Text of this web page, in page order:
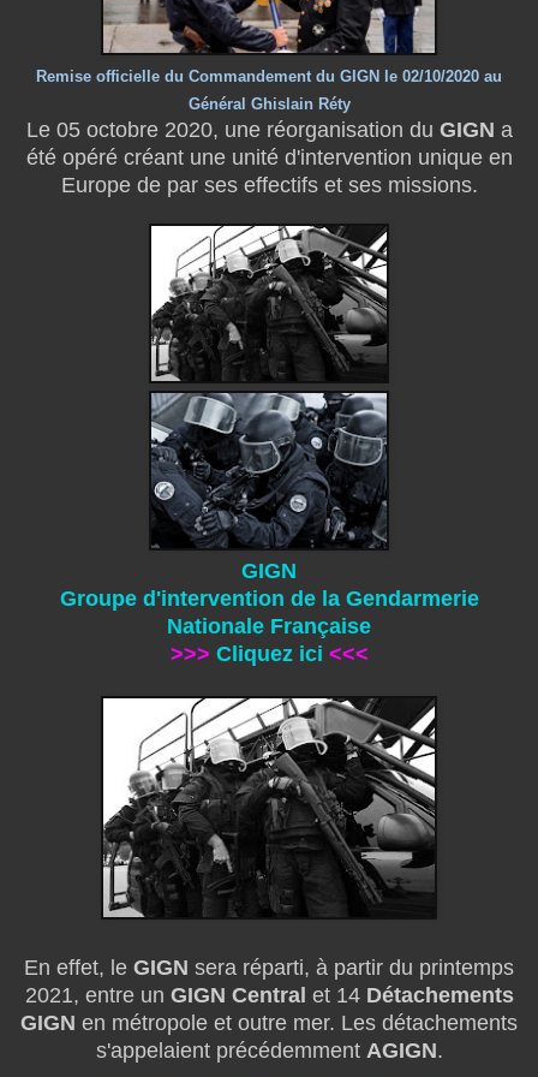
Remise officielle du Commandement du GIGN le 02/10/2020 au
Général Ghislain Réty
Le 05 octobre 2020, une réorganisation du GIGN a
été opéré créant une unité d'intervention unique en
Europe de par ses effectifs et ses missions.
GIGN
Groupe d'intervention de la Gendarmerie
Nationale Française
>>> Cliquez ici <<<
En effet, le GIGN sera réparti, à partir du printemps
2021, entre un GIGN Central et 14 Détachements
GIGN en métropole et outre mer. Les détachements
s'appelaient précédemment AGIGN.